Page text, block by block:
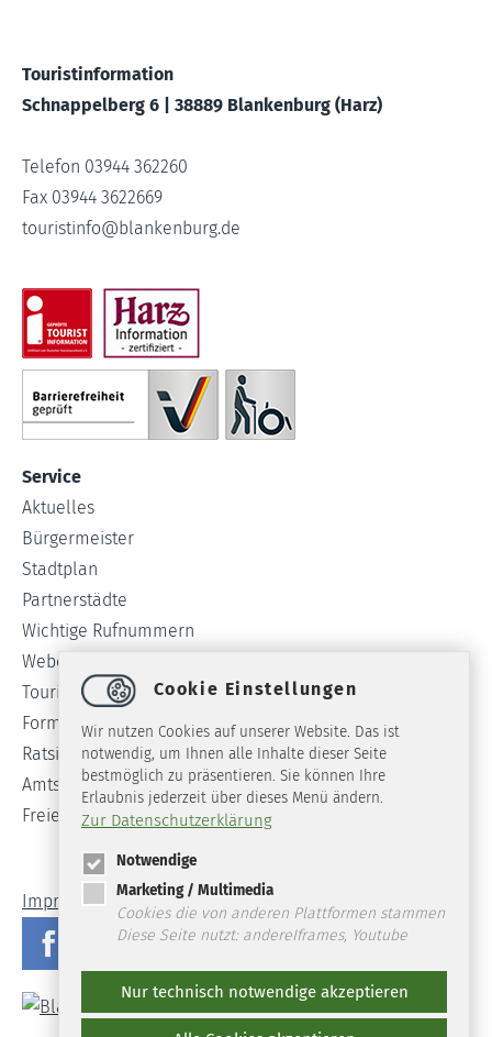
Touristinformation
Schnappelberg 6 | 38889 Blankenburg (Harz)
Telefon 03944 362260
Fax 03944 3622669
touristinfo@blankenburg.de
Service
Aktuelles
Bürgermeister
Stadtplan
Partnerstädte
Wichtige Rufnummern
Webcam
Tourist-Info
Formulare
Ratsinformationssystem
Amtsblatt
Freie Stellen
Impressum Datenschutz Barrierefreiheit
Cookie Einstellungen
Wir nutzen Cookies auf unserer Website. Das ist
notwendig, um Ihnen alle Inhalte dieser Seite
bestmöglich zu präsentieren. Sie können Ihre
Erlaubnis jederzeit über dieses Menü ändern.
Zur Datenschutzerklärung
Notwendige
Marketing / Multimedia
Cookies die von anderen Plattformen stammen
Diese Seite nutzt: andereIframes, Youtube
Nur technisch notwendige akzeptieren